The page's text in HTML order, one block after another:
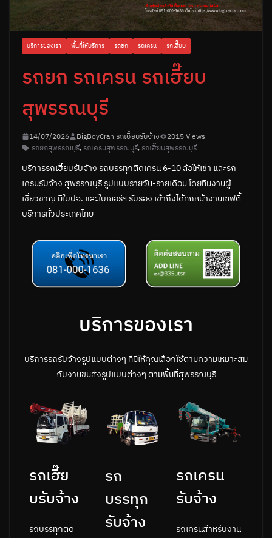
บริการของเรา พื้นที่ให้บริการ รถยก รถเครน รถเฮี๊ยบ
รถยก รถเครน รถเฮี๊ยบ
สุพรรณบุรี
14/07/2026 BigBoyCran รถเฮี๊ยบรับจ้าง
2015 Views
รถยกสุพรรณบุรี, รถเครนสุพรรณบุรี, รถเฮี๊ยบสุพรรณบุรี
บริการรถเฮี๊ยบรับจ้าง รถบรรทุกติดเครน 6-10 ล้อให้เช่า และรถ
เครนรับจ้าง สุพรรณบุรี รูปแบบรายวัน-รายเดือน โดยทีมงานผู้
เชี่ยวชาญ มีใบปจ. และใบเซอร์ฯ รับรอง เข้าถึงได้ทุกหน้างานเซฟตี้
บริการทั่วประเทศไทย
บริการของเรา
บริการรถรับจ้างรูปแบบต่างๆ ที่มีให้คุณเลือกใช้ตามความเหมาะสม
กับงานขนส่งรูปแบบต่างๆ ตามพื้นที่สุพรรณบุรี
รถเฮี๊ย
บรับจ้าง
รถบรรทุกติด
รถ
บรรทุก
รับจ้าง
รถเครน
รับจ้าง
รถเครนสำหรับงาน